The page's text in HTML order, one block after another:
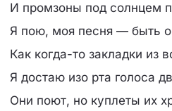
И промзоны под солнцем
Я пою, моя песня — быть
Как когда-то закладки из
Я достаю изо рта голоса
Они поют, но куплеты их